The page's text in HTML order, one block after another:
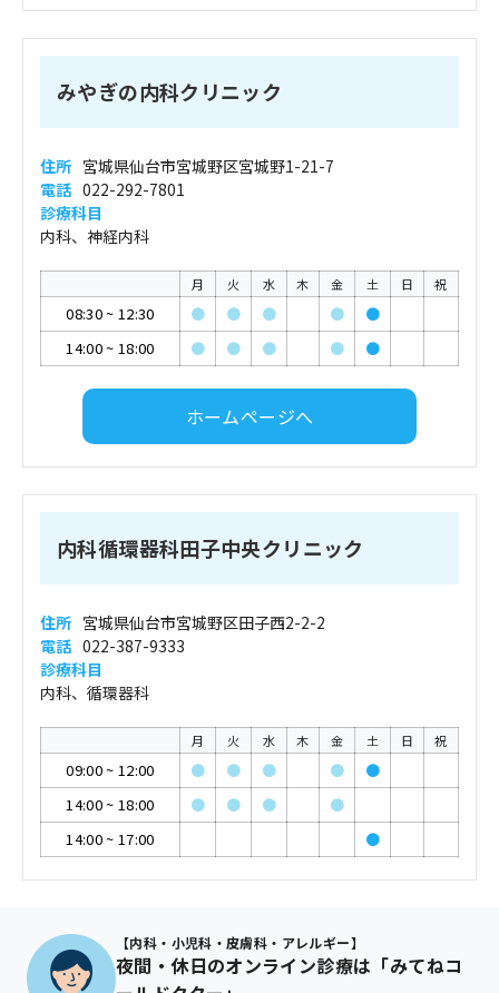
みやぎの内科クリニック
住所 宮城県仙台市宮城野区宮城野1-21-7
電話 022-292-7801
診療科目
内科、神経内科
月 火 水 木 金 土 日 祝
08:30~ 12:30 ● ● ● ●
●
14:00~ 18:00 ● ● ● ● ●
ホームページへ
内科循環器科田子中央クリニック
住所 宮城県仙台市宮城野区田子西2-2-2
電話 022-387-9333
診療科目
内科、循環器科
月 火 水 木 金 土 日 祝
09:00~ 12:00 ● ● ● ●
●
14:00~ 18:00 ● ● ●
●
14:00~ 17:00 ●
【内科・小児科・皮膚科・アレルギー】
夜間・休日のオンライン診療は「みてねコ